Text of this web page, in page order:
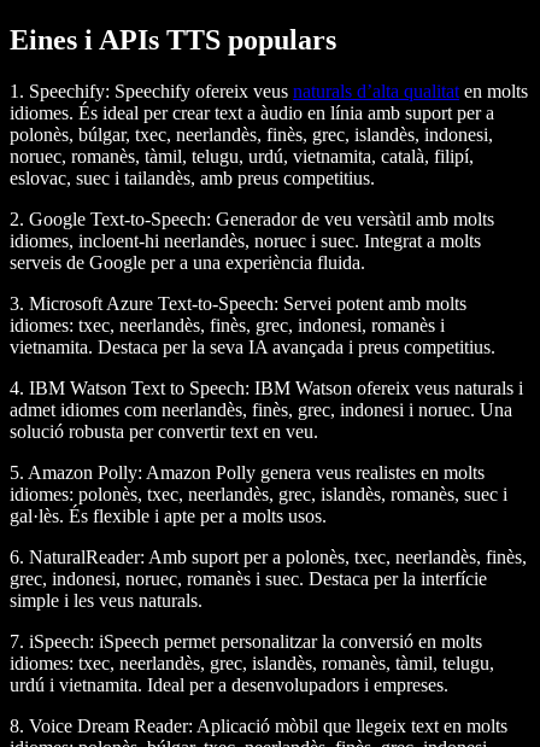
Eines i APIs TTS populars
1. Speechify: Speechify ofereix veus naturals d’alta qualitat en molts
idiomes. És ideal per crear text a àudio en línia amb suport per a
polonès, búlgar, txec, neerlandès, finès, grec, islandès, indonesi,
noruec, romanès, tàmil, telugu, urdú, vietnamita, català, filipí,
eslovac, suec i tailandès, amb preus competitius.
2. Google Text-to-Speech: Generador de veu versàtil amb molts
idiomes, incloent-hi neerlandès, noruec i suec. Integrat a molts
serveis de Google per a una experiència fluida.
3. Microsoft Azure Text-to-Speech: Servei potent amb molts
idiomes: txec, neerlandès, finès, grec, indonesi, romanès i
vietnamita. Destaca per la seva IA avançada i preus competitius.
4. IBM Watson Text to Speech: IBM Watson ofereix veus naturals i
admet idiomes com neerlandès, finès, grec, indonesi i noruec. Una
solució robusta per convertir text en veu.
5. Amazon Polly: Amazon Polly genera veus realistes en molts
idiomes: polonès, txec, neerlandès, grec, islandès, romanès, suec i
gal·lès. És flexible i apte per a molts usos.
6. NaturalReader: Amb suport per a polonès, txec, neerlandès, finès,
grec, indonesi, noruec, romanès i suec. Destaca per la interfície
simple i les veus naturals.
7. iSpeech: iSpeech permet personalitzar la conversió en molts
idiomes: txec, neerlandès, grec, islandès, romanès, tàmil, telugu,
urdú i vietnamita. Ideal per a desenvolupadors i empreses.
8. Voice Dream Reader: Aplicació mòbil que llegeix text en molts